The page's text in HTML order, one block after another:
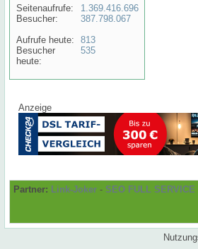
Seitenaufrufe:
Besucher:
Aufrufe heute:
Besucher
heute:
1.369.416.696
387.798.067
813
535
Anzeige
Partner: Link-Joker - SEO FULL SERVICE